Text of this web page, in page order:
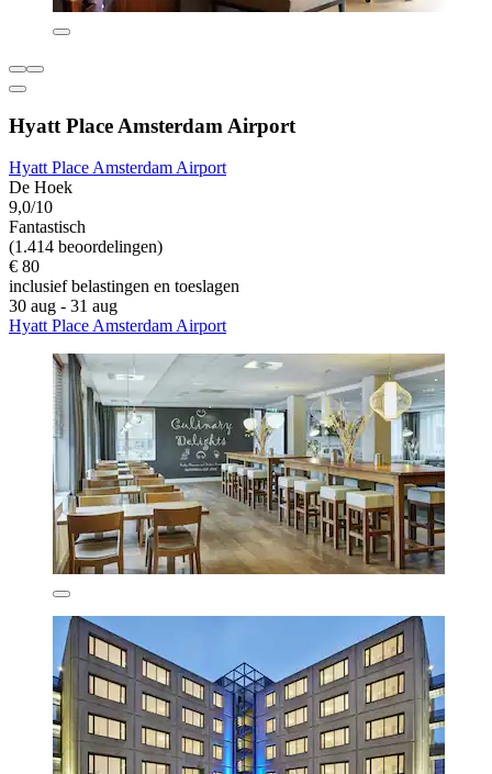
Hyatt Place Amsterdam Airport
Hyatt Place Amsterdam Airport
De Hoek
9,0/10
Fantastisch
(1.414 beoordelingen)
€ 80
inclusief belastingen en toeslagen
30 aug - 31 aug
Hyatt Place Amsterdam Airport